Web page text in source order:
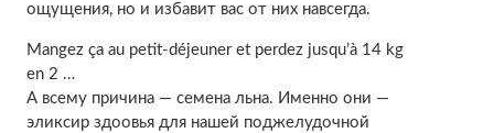
ощущения, но и избавит вас от них навсегда.
Mangez ça au petit-déjeuner et perdez jusqu’à 14 kg
en 2 …
А всему причина — семена льна. Именно они —
эликсир здоовья для нашей поджелудочной